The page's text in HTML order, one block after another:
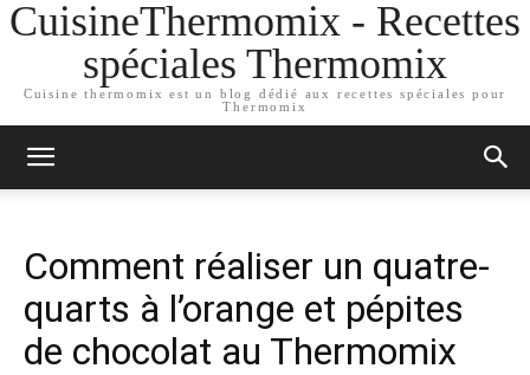
CuisineThermomix - Recettes
spéciales Thermomix
Cuisine thermomix est un blog dédié aux recettes spéciales pour
Thermomix
Comment réaliser un quatre-
quarts à l’orange et pépites
de chocolat au Thermomix